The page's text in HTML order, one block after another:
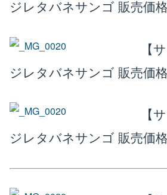
ジレタバネサンゴ 販売価
【
ジレタバネサンゴ 販売価
【
ジレタバネサンゴ 販売価